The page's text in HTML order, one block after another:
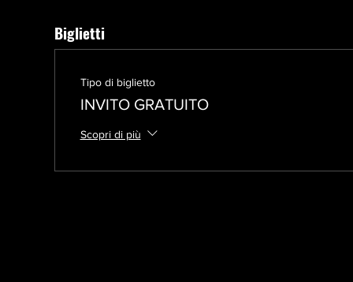
Biglietti
Tipo di biglietto
INVITO GRATUITO
Scopri di più